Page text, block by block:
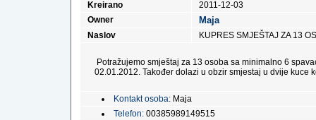
Kreirano
2011-12-03
Owner
Maja
Naslov KUPRES SMJEŠTAJ ZA 13
Potražujemo smještaj za 13 osoba sa minimalno 6
02.01.2012. Također dolazi u obzir smjestaj u dvije kuce
Kontakt osoba: Maja
Telefon: 00385989149515